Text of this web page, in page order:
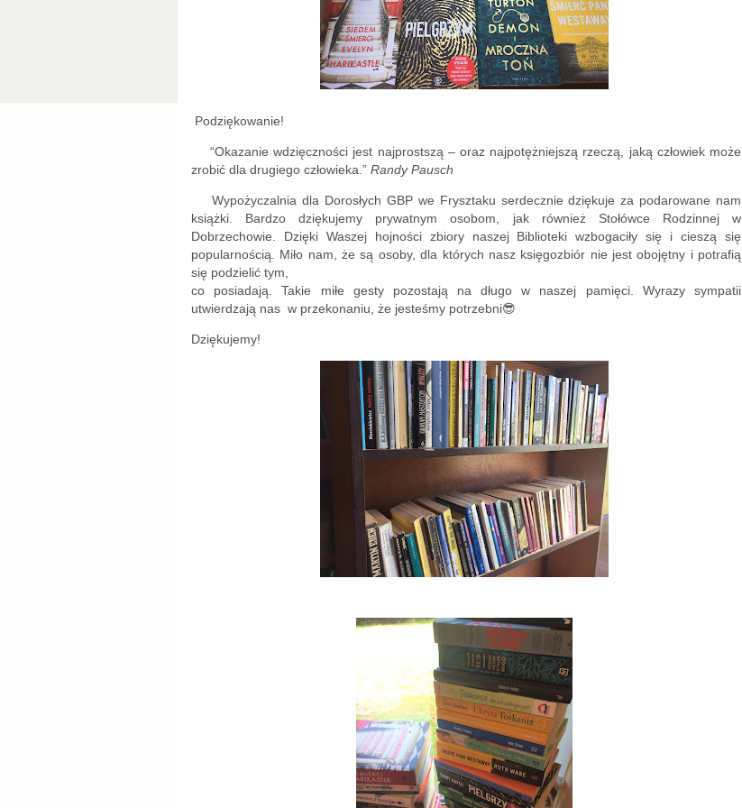
Podziękowanie!
“Okazanie wdzięczności jest najprostszą – oraz najpotężniejszą rzeczą, jaką człowiek może
zrobić dla drugiego człowieka.” Randy Pausch
Wypożyczalnia dla Dorosłych GBP we Frysztaku serdecznie dziękuje za podarowane nam
książki. Bardzo dziękujemy prywatnym osobom, jak również Stołówce Rodzinnej w
Dobrzechowie. Dzięki Waszej hojności zbiory naszej Biblioteki wzbogaciły się i cieszą się
popularnością. Miło nam, że są osoby, dla których nasz księgozbiór nie jest obojętny i potrafią
się podzielić tym,
co posiadają. Takie miłe gesty pozostają na długo w naszej pamięci. Wyrazy sympatii
utwierdzają nas w przekonaniu, że jesteśmy potrzebni😎
Dziękujemy!